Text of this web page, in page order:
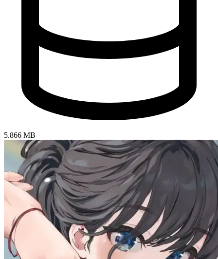
5.866 MB